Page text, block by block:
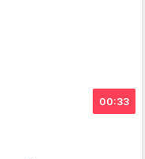
00:33